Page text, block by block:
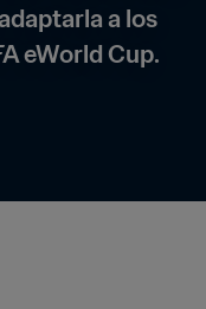
a los
eWorld Cup.